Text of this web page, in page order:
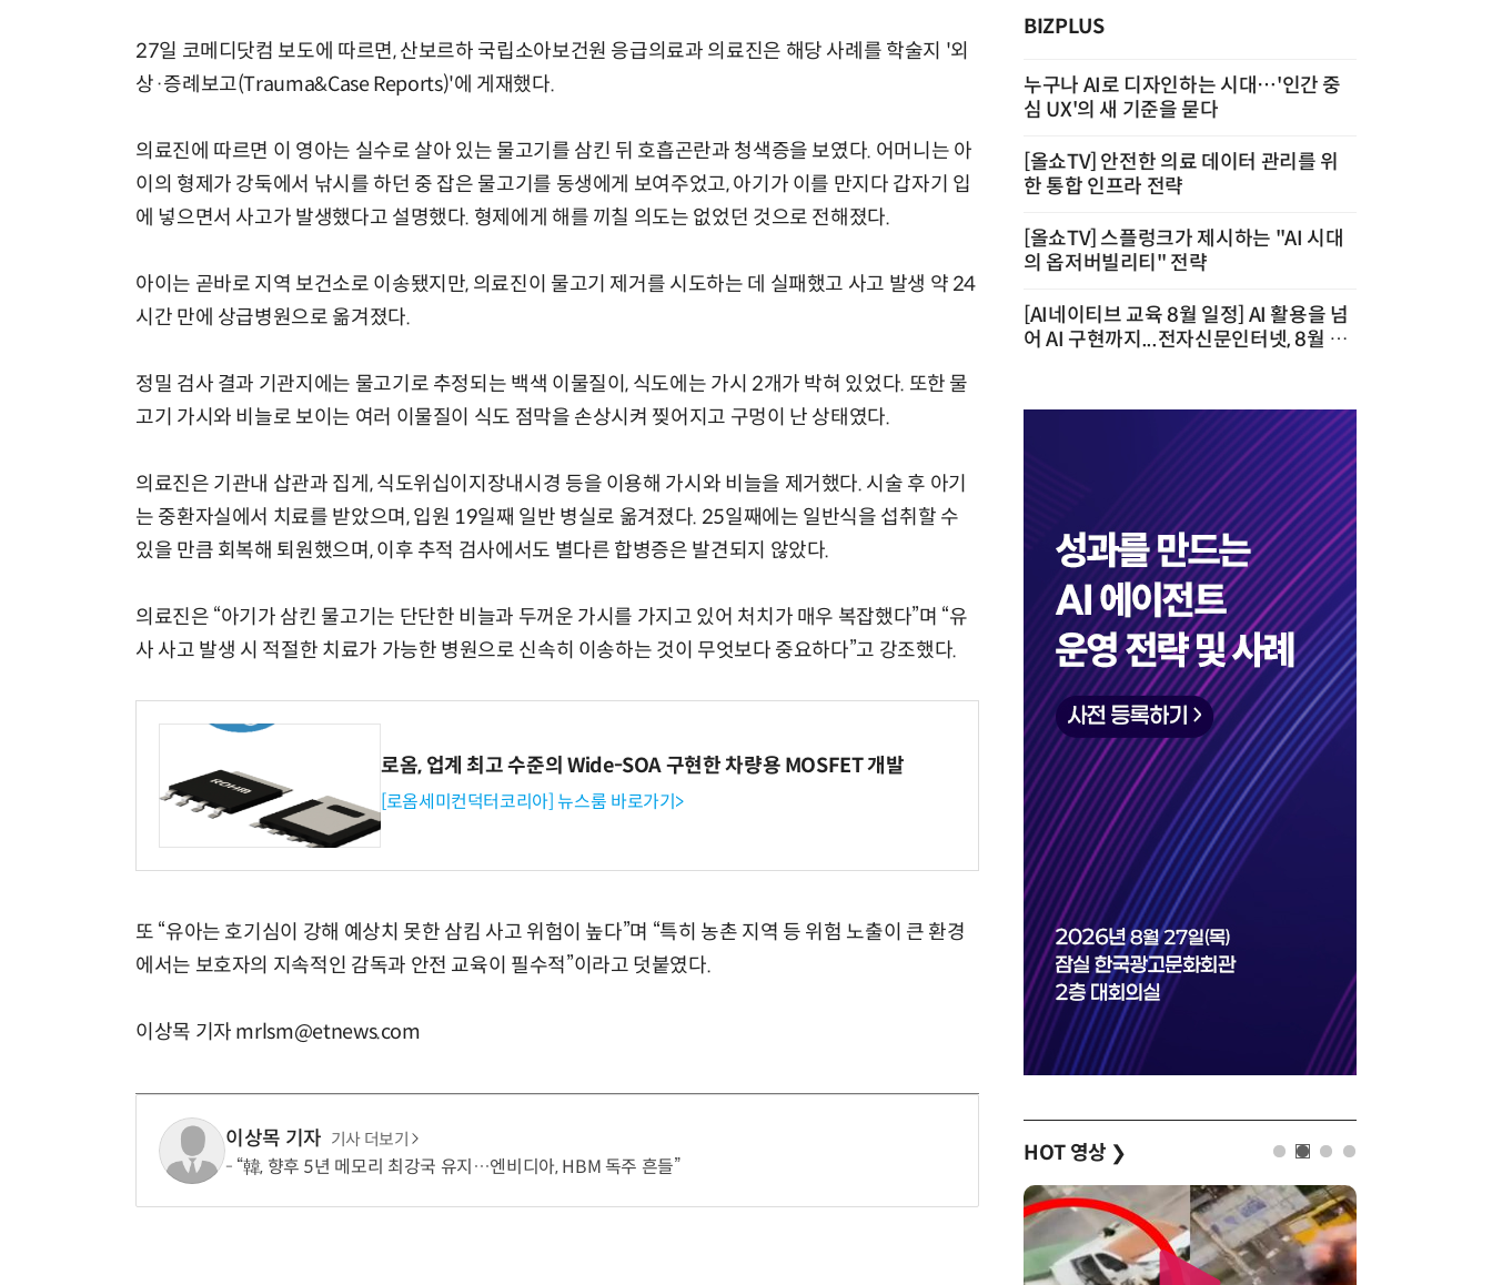
27일 코메디닷컴 보도에 따르면, 산보르하 국립소아보건원 응급의료과 의료진은 해당 사례를 학술지 '외
상·증례보고(Trauma&Case Reports)'에 게재했다.
의료진에 따르면 이 영아는 실수로 살아 있는 물고기를 삼킨 뒤 호흡곤란과 청색증을 보였다. 어머니는 아
이의 형제가 강둑에서 낚시를 하던 중 잡은 물고기를 동생에게 보여주었고, 아기가 이를 만지다 갑자기 입
에 넣으면서 사고가 발생했다고 설명했다. 형제에게 해를 끼칠 의도는 없었던 것으로 전해졌다.
아이는 곧바로 지역 보건소로 이송됐지만, 의료진이 물고기 제거를 시도하는 데 실패했고 사고 발생 약 24
시간 만에 상급병원으로 옮겨졌다.
정밀 검사 결과 기관지에는 물고기로 추정되는 백색 이물질이, 식도에는 가시 2개가 박혀 있었다. 또한 물
고기 가시와 비늘로 보이는 여러 이물질이 식도 점막을 손상시켜 찢어지고 구멍이 난 상태였다.
의료진은 기관내 삽관과 집게, 식도위십이지장내시경 등을 이용해 가시와 비늘을 제거했다. 시술 후 아기
는 중환자실에서 치료를 받았으며, 입원 19일째 일반 병실로 옮겨졌다. 25일째에는 일반식을 섭취할 수
있을 만큼 회복해 퇴원했으며, 이후 추적 검사에서도 별다른 합병증은 발견되지 않았다.
의료진은 “아기가 삼킨 물고기는 단단한 비늘과 두꺼운 가시를 가지고 있어 처치가 매우 복잡했다”며 “유
사 사고 발생 시 적절한 치료가 가능한 병원으로 신속히 이송하는 것이 무엇보다 중요하다”고 강조했다.
로옴, 업계 최고 수준의 Wide-SOA 구현한 차량용 MOSFET 개발
[로옴세미컨덕터코리아] 뉴스룸 바로가기>
또 “유아는 호기심이 강해 예상치 못한 삼킴 사고 위험이 높다”며 “특히 농촌 지역 등 위험 노출이 큰 환경
에서는 보호자의 지속적인 감독과 안전 교육이 필수적”이라고 덧붙였다.
이상목 기자 mrlsm@etnews.com
이상목 기자 기사 더보기
“韓, 향후 5년 메모리 최강국 유지…엔비디아, HBM 독주 흔들”
BIZPLUS
누구나 AI로 디자인하는 시대…'인간 중
심 UX'의 새 기준을 묻다
[올쇼TV] 안전한 의료 데이터 관리를 위
한 통합 인프라 전략
[올쇼TV] 스플렁크가 제시하는 "AI 시대
의 옵저버빌리티" 전략
[AI네이티브 교육 8월 일정] AI 활용을 넘
어 AI 구현까지...전자신문인터넷, 8월 실
HOT 영상 ❯